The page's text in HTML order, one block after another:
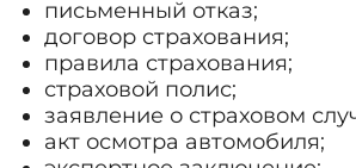
письменный отказ;
договор страхования;
правила страхования;
страховой полис;
заявление о страховом
акт осмотра автомобиля;